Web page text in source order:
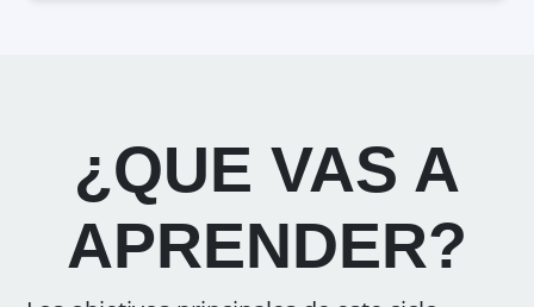
¿QUE VAS A
APRENDER?